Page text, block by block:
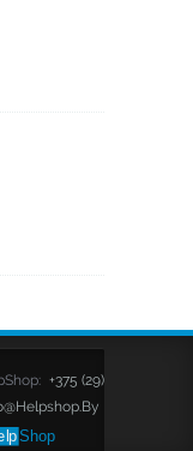
+375 (29)